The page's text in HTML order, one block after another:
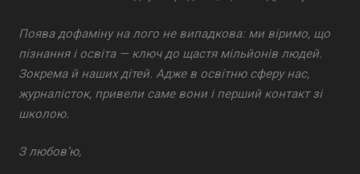
Поява дофаміну на лого не випадкова: ми віримо, що
пізнання і освіта — ключ до щастя мільйонів людей.
Зокрема й наших дітей. Адже в освітню сферу нас,
журналісток, привели саме вони і перший контакт зі
школою.
З любов’ю,